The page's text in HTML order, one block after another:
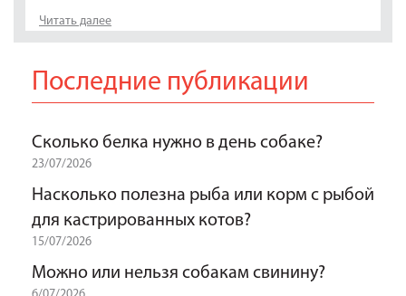
Читать далее
Последние публикации
Сколько белка нужно в день собаке?
23/07/2026
Насколько полезна рыба или корм с рыбой
для кастрированных котов?
15/07/2026
Можно или нельзя собакам свинину?